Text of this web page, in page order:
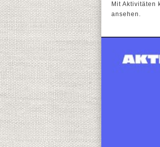
Mit Aktivitäten
ansehen.